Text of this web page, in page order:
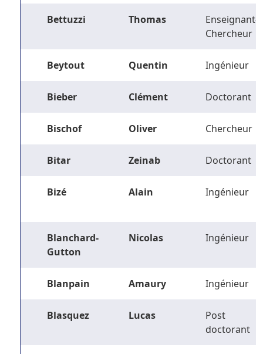
Bettuzzi Thomas
Enseignant-
Chercheur
Beytout Quentin Ingénieur
Bieber Clément Doctorant
Bischof Oliver Chercheur
Bitar Zeinab Doctorant
Bizé Alain Ingénieur
Blanchard-
Gutton
Nicolas Ingénieur
Blanpain Amaury Ingénieur
Blasquez Lucas
Post
doctorant